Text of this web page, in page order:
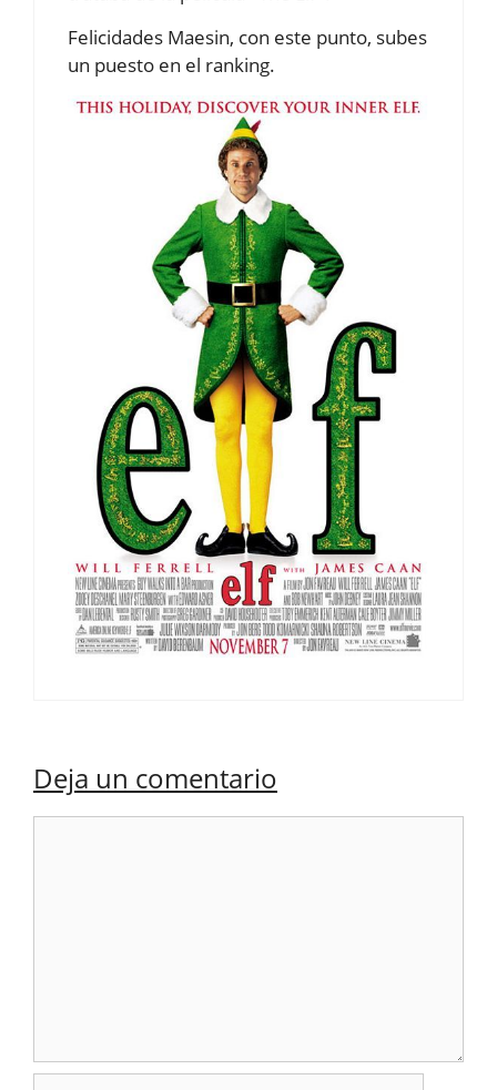
Felicidades Maesin, con este punto, subes
un puesto en el ranking.
Deja un comentario